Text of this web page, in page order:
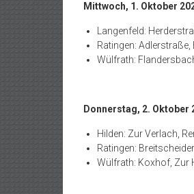
Mittwoch, 1. Oktober
Langenfeld:
Ratingen:
Wülfrath:
Donnerstag, 2. Oktober
Hilden: Zur Verlach,
Ratingen:
Wülfrath: Koxhof, Zur